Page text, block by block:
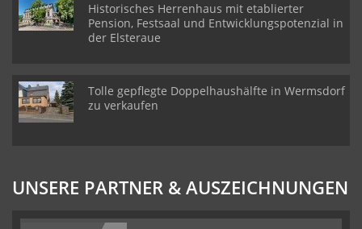
Historisches Herrenhaus mit etablierter
Pension, Festsaal und Entwicklungspotenzial in
der Elsteraue
Tolle gepflegte Doppelhaushälfte in Wermsdorf
zu verkaufen
UNSERE PARTNER & AUSZEICHNUNGEN